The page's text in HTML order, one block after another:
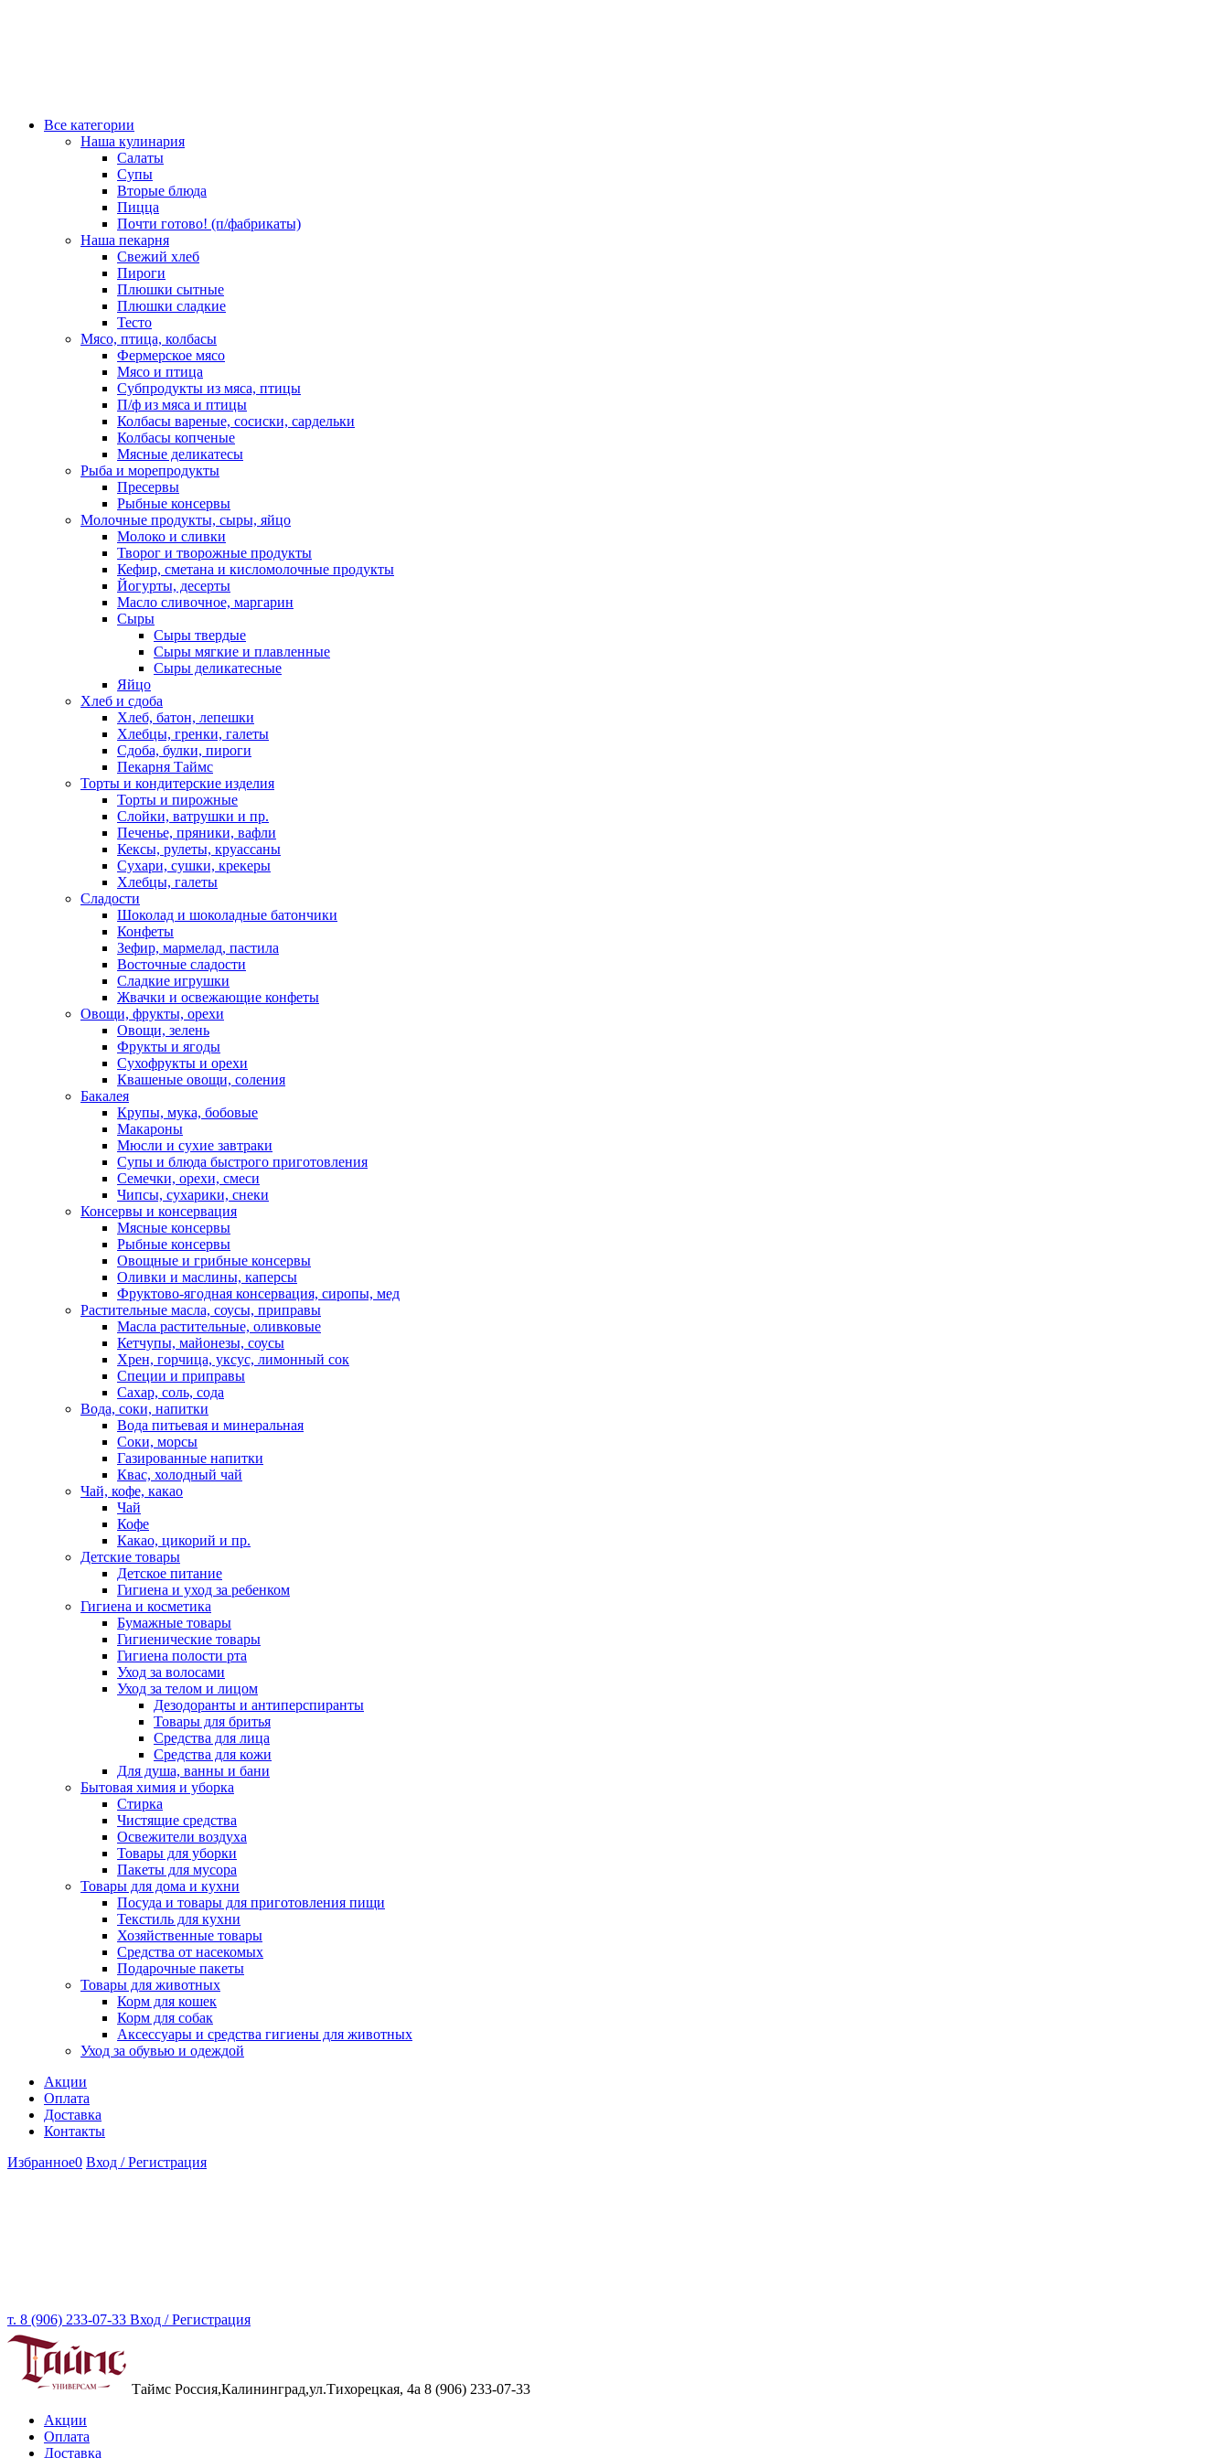
Все категории
Наша кулинария
Салаты
Супы
Вторые блюда
Пицца
Почти готово! (п/фабрикаты)
Наша пекарня
Свежий хлеб
Пироги
Плюшки сытные
Плюшки сладкие
Тесто
Мясо, птица, колбасы
Фермерское мясо
Мясо и птица
Субпродукты из мяса, птицы
П/ф из мяса и птицы
Колбасы вареные, сосиски, сардельки
Колбасы копченые
Мясные деликатесы
Рыба и морепродукты
Пресервы
Рыбные консервы
Молочные продукты, сыры, яйцо
Молоко и сливки
Творог и творожные продукты
Кефир, сметана и кисломолочные продукты
Йогурты, десерты
Масло сливочное, маргарин
Сыры
Сыры твердые
Сыры мягкие и плавленные
Сыры деликатесные
Яйцо
Хлеб и сдоба
Хлеб, батон, лепешки
Хлебцы, гренки, галеты
Сдоба, булки, пироги
Пекарня Таймс
Торты и кондитерские изделия
Торты и пирожные
Слойки, ватрушки и пр.
Печенье, пряники, вафли
Кексы, рулеты, круассаны
Сухари, сушки, крекеры
Хлебцы, галеты
Сладости
Шоколад и шоколадные батончики
Конфеты
Зефир, мармелад, пастила
Восточные сладости
Сладкие игрушки
Жвачки и освежающие конфеты
Овощи, фрукты, орехи
Овощи, зелень
Фрукты и ягоды
Сухофрукты и орехи
Квашеные овощи, соления
Бакалея
Крупы, мука, бобовые
Макароны
Мюсли и сухие завтраки
Супы и блюда быстрого приготовления
Семечки, орехи, смеси
Чипсы, сухарики, снеки
Консервы и консервация
Мясные консервы
Рыбные консервы
Овощные и грибные консервы
Оливки и маслины, каперсы
Фруктово-ягодная консервация, сиропы, мед
Растительные масла, соусы, приправы
Масла растительные, оливковые
Кетчупы, майонезы, соусы
Хрен, горчица, уксус, лимонный сок
Специи и приправы
Сахар, соль, сода
Вода, соки, напитки
Вода питьевая и минеральная
Соки, морсы
Газированные напитки
Квас, холодный чай
Чай, кофе, какао
Чай
Кофе
Какао, цикорий и пр.
Детские товары
Детское питание
Гигиена и уход за ребенком
Гигиена и косметика
Бумажные товары
Гигиенические товары
Гигиена полости рта
Уход за волосами
Уход за телом и лицом
Дезодоранты и антиперспиранты
Товары для бритья
Средства для лица
Средства для кожи
Для душа, ванны и бани
Бытовая химия и уборка
Стирка
Чистящие средства
Освежители воздуха
Товары для уборки
Пакеты для мусора
Товары для дома и кухни
Посуда и товары для приготовления пищи
Текстиль для кухни
Хозяйственные товары
Средства от насекомых
Подарочные пакеты
Товары для животных
Корм для кошек
Корм для собак
Аксессуары и средства гигиены для животных
Уход за обувью и одеждой
Акции
Оплата
Доставка
Контакты
Избранное0 Вход / Регистрация
т. 8 (906) 233-07-33 Вход / Регистрация
Таймс Россия,Калининград,ул.Тихорецкая, 4а 8 (906) 233-07-33
Акции
Оплата
Доставка